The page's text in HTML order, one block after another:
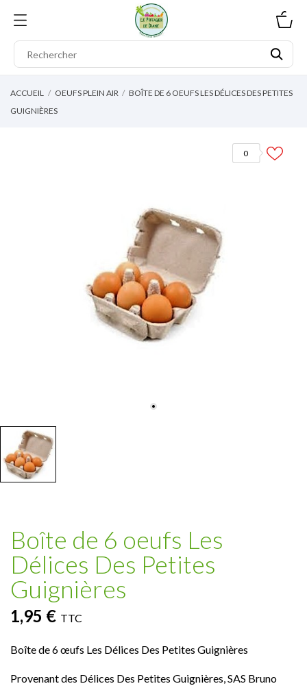
ACCUEIL OEUFS PLEIN AIR
BOÎTE DE 6 OEUFS LES DÉLICES DES PETITES
GUIGNIÈRES
0
Boîte de 6 oeufs Les
Délices Des Petites
Guignières
1,95 € TTC
Boîte de 6 œufs Les Délices Des Petites Guignières
Provenant des Délices Des Petites Guignières, SAS Bruno